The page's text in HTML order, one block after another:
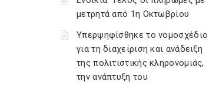
μετρητά από 1η Οκτωβρίου
Υπερψηφίσθηκε το νομοσχέδιο
για τη διαχείριση και ανάδειξη
της πολιτιστικής κληρονομιάς,
την ανάπτυξη του